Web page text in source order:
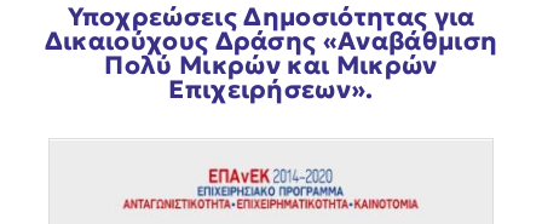
Υποχρεώσεις Δημοσιότητας για
Δικαιούχους Δράσης «Αναβάθμιση
Πολύ Μικρών και Μικρών
Επιχειρήσεων».